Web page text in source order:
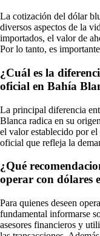
La cotización del dólar
diversos aspectos de la
importados, el valor de
Por lo tanto, es
¿Cuál es la
oficial en Bahía
La principal diferencia
Blanca radica en su
el valor establecido por
oficial que refleja la
¿Qué
operar con dólares
Para quienes deseen
fundamental informarse
asesores financieros y